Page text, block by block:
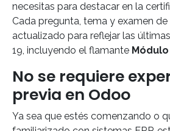
necesitas para destacar en la
Cada pregunta, tema y examen
actualizado para reflejar las
19, incluyendo el flamante
No se requiere
previa en Odoo
Ya sea que estés comenzando o